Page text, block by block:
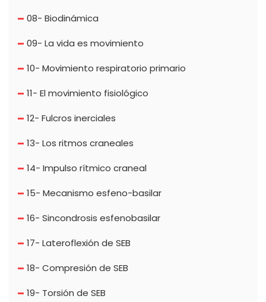
08- Biodinámica
09- La vida es movimiento
10- Movimiento respiratorio primario
11- El movimiento fisiológico
12- Fulcros inerciales
13- Los ritmos craneales
14- Impulso rítmico craneal
15- Mecanismo esfeno-basilar
16- Sincondrosis esfenobasilar
17- Lateroflexión de SEB
18- Compresión de SEB
19- Torsión de SEB